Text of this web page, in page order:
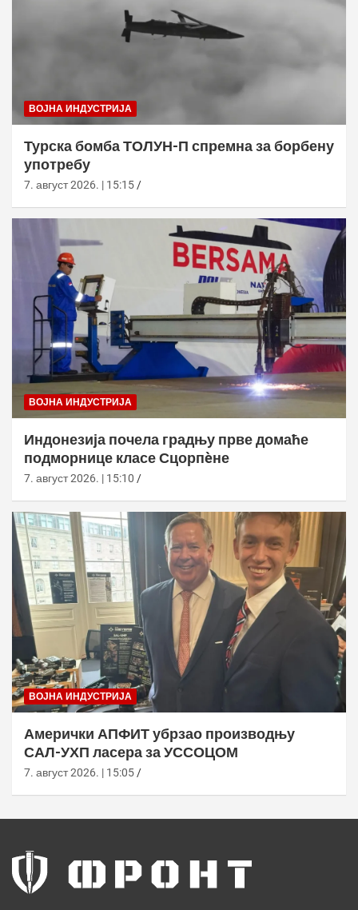
ВОЈНА ИНДУСТРИЈА
Турска бомба ТОЛУН-П спремна за борбену
употребу
7. август 2026. | 15:15
ВОЈНА ИНДУСТРИЈА
Индонезија почела градњу прве домаће
подморнице класе Сцорпèне
7. август 2026. | 15:10
ВОЈНА ИНДУСТРИЈА
Амерички АПФИТ убрзао производњу
САЛ-УХП ласера за УССОЦОМ
7. август 2026. | 15:05